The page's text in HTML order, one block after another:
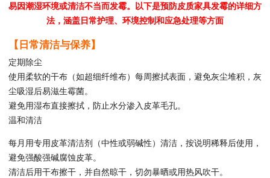
易因潮湿环境或清洁不当而发霉。以下是预防皮质家具发霉的详细方
法，涵盖日常护理、环境控制和应急处理等方面
【日常清洁与保养】
定期除尘
使用柔软的干布（如超细纤维布）每周擦拭表面，避免灰尘堆积，灰
尘吸湿后易滋生霉菌。
避免用湿布直接擦拭，防止水分渗入皮革毛孔。
温和清洁
每月用专用皮革清洁剂（中性或弱碱性）清洁，按说明稀释后使用，
避免强酸强碱腐蚀皮革。
清洁后用干布擦干，并自然晾干，切勿暴晒或用热风吹干。